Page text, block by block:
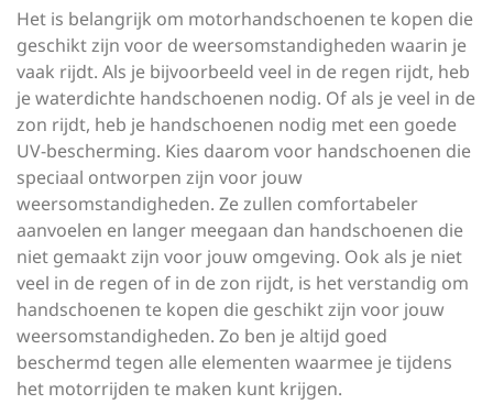
Het is belangrijk om motorhandschoenen te kopen die
geschikt zijn voor de weersomstandigheden waarin je
vaak rijdt. Als je bijvoorbeeld veel in de regen rijdt, heb
je waterdichte handschoenen nodig. Of als je veel in de
zon rijdt, heb je handschoenen nodig met een goede
UV-bescherming. Kies daarom voor handschoenen die
speciaal ontworpen zijn voor jouw
weersomstandigheden. Ze zullen comfortabeler
aanvoelen en langer meegaan dan handschoenen die
niet gemaakt zijn voor jouw omgeving. Ook als je niet
veel in de regen of in de zon rijdt, is het verstandig om
handschoenen te kopen die geschikt zijn voor jouw
weersomstandigheden. Zo ben je altijd goed
beschermd tegen alle elementen waarmee je tijdens
het motorrijden te maken kunt krijgen.